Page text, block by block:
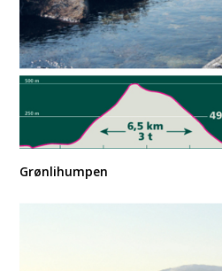
Grønlihumpen